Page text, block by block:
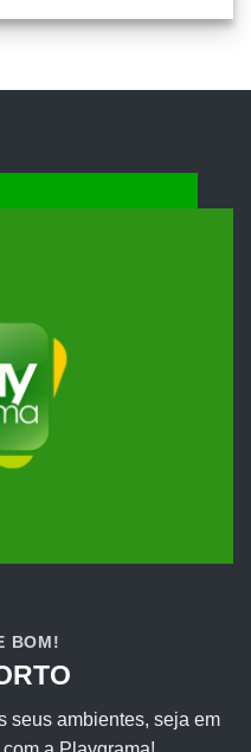
BOM!
seus ambientes, seja em